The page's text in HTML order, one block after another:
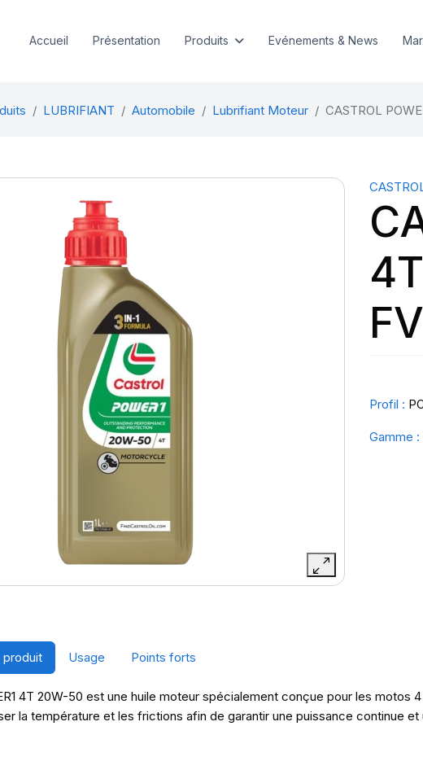
Accueil Présentation Produits Evénements & News
LUBRIFIANT Automobile Lubrifiant Moteur CASTROL
FV
Profil :
Gamme :
produit Usage Points forts
4T 20W-50 est une huile moteur spécialement conçue pour les motos
la température et les frictions afin de garantir une puissance continue